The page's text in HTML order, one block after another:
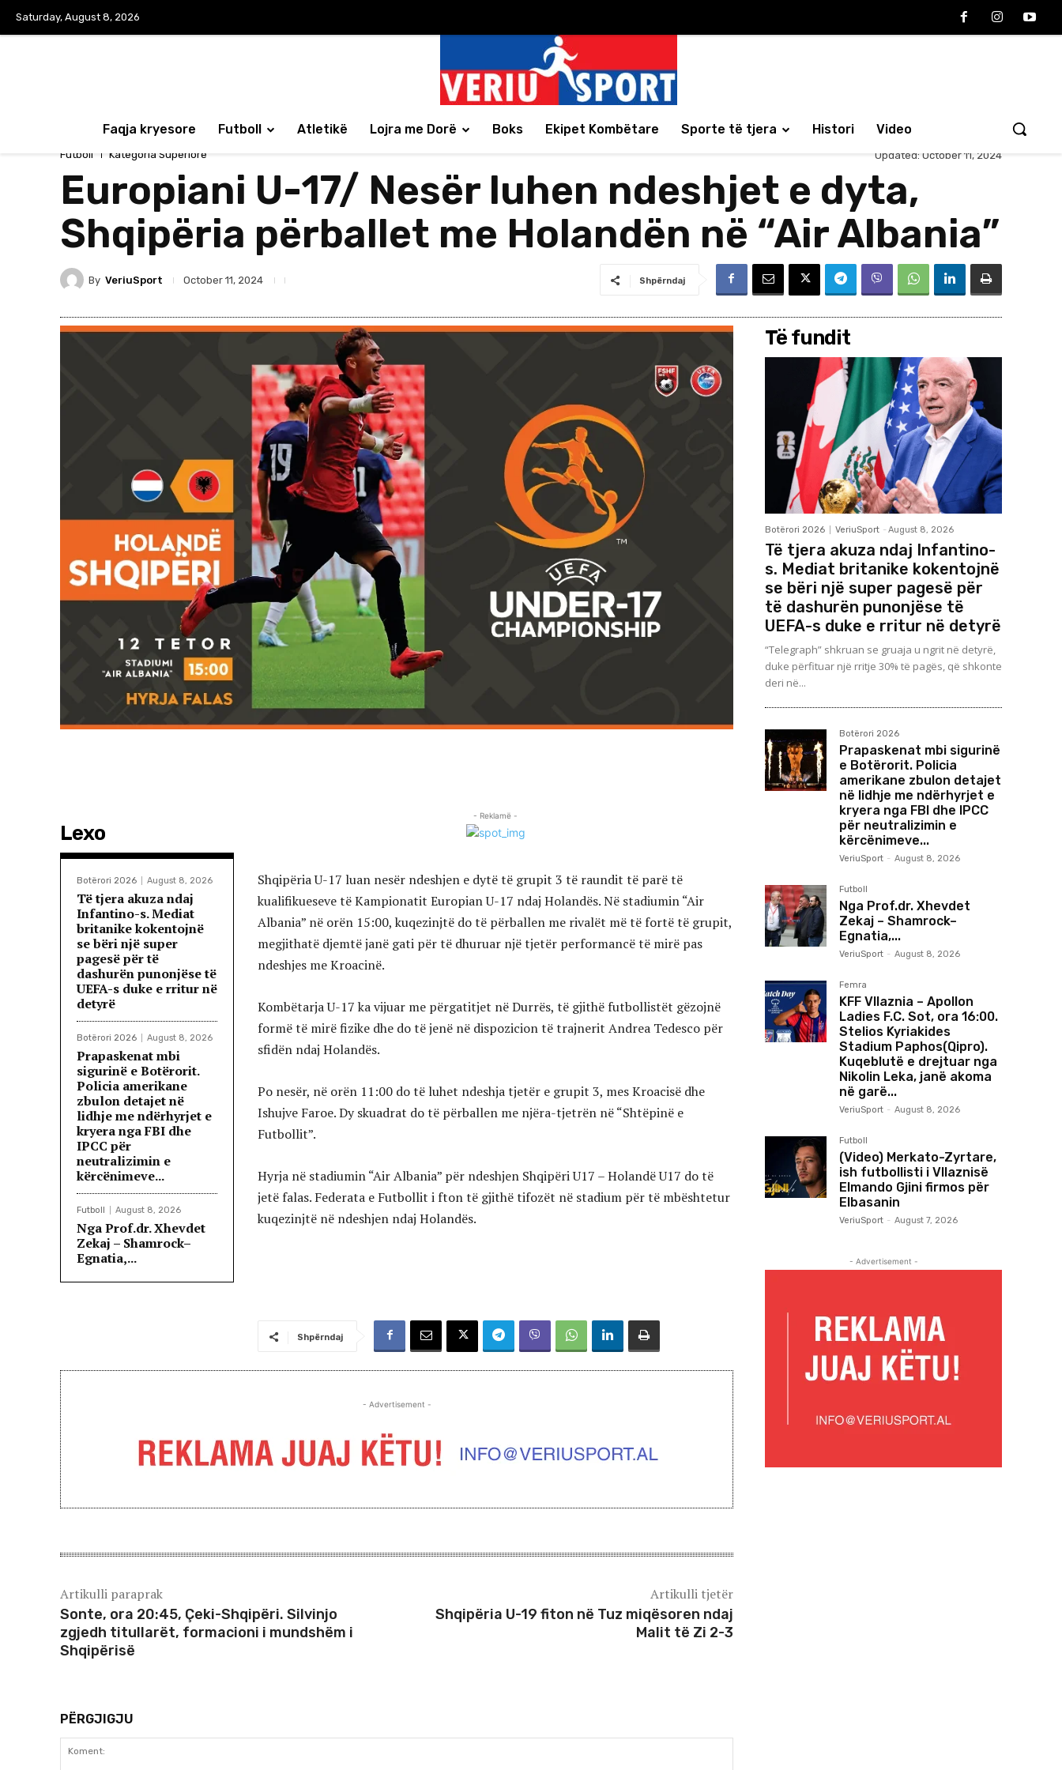
Saturday, August 8, 2026
Faqja kryesore Futboll Atletikë Lojra me Dorë Boks Ekipet Kombëtare Sporte të tjera Histori Video
Futboll Kategoria Superiore Updated: October 11, 2024
Europiani U-17/ Nesër luhen ndeshjet e dyta,
Shqipëria përballet me Holandën në “Air Albania”
By VeriuSport October 11, 2024 Shpërndaj
Lexo
Botërori 2026 August 8, 2026
Të tjera akuza ndaj
Infantino-s. Mediat
britanike kokentojnë
se bëri një super
pagesë për të
dashurën punonjëse të
UEFA-s duke e rritur në
detyrë
Botërori 2026 August 8, 2026
Prapaskenat mbi
sigurinë e Botërorit.
Policia amerikane
zbulon detajet në
lidhje me ndërhyrjet e
kryera nga FBI dhe
IPCC për
neutralizimin e
kërcënimeve...
Futboll August 8, 2026
Nga Prof.dr. Xhevdet
Zekaj – Shamrock–
Egnatia,...
- Reklamë -
Shqipëria U-17 luan nesër ndeshjen e dytë të grupit 3 të raundit të parë të
kualifikueseve të Kampionatit Europian U-17 ndaj Holandës. Në stadiumin “Air
Albania” në orën 15:00, kuqezinjtë do të përballen me rivalët më të fortë të grupit,
megjithatë djemtë janë gati për të dhuruar një tjetër performancë të mirë pas
ndeshjes me Kroacinë.
Kombëtarja U-17 ka vijuar me përgatitjet në Durrës, të gjithë futbollistët gëzojnë
formë të mirë fizike dhe do të jenë në dispozicion të trajnerit Andrea Tedesco për
sfidën ndaj Holandës.
Po nesër, në orën 11:00 do të luhet ndeshja tjetër e grupit 3, mes Kroacisë dhe
Ishujve Faroe. Dy skuadrat do të përballen me njëra-tjetrën në “Shtëpinë e
Futbollit”.
Hyrja në stadiumin “Air Albania” për ndeshjen Shqipëri U17 – Holandë U17 do të
jetë falas. Federata e Futbollit i fton të gjithë tifozët në stadium për të mbështetur
kuqezinjtë në ndeshjen ndaj Holandës.
Shpërndaj
- Advertisement -
Artikulli paraprak
Sonte, ora 20:45, Çeki-Shqipëri. Silvinjo
zgjedh titullarët, formacioni i mundshëm i
Shqipërisë
Artikulli tjetër
Shqipëria U-19 fiton në Tuz miqësoren ndaj
Malit të Zi 2-3
PËRGJIGJU
Të fundit
Botërori 2026 VeriuSport - August 8, 2026
Të tjera akuza ndaj Infantino-
s. Mediat britanike kokentojnë
se bëri një super pagesë për
të dashurën punonjëse të
UEFA-s duke e rritur në detyrë
“Telegraph” shkruan se gruaja u ngrit në detyrë,
duke përfituar një rritje 30% të pagës, që shkonte
deri në...
Botërori 2026
Prapaskenat mbi sigurinë
e Botërorit. Policia
amerikane zbulon detajet
në lidhje me ndërhyrjet e
kryera nga FBI dhe IPCC
për neutralizimin e
kërcënimeve...
VeriuSport - August 8, 2026
Futboll
Nga Prof.dr. Xhevdet
Zekaj – Shamrock–
Egnatia,...
VeriuSport - August 8, 2026
Femra
KFF Vllaznia – Apollon
Ladies F.C. Sot, ora 16:00.
Stelios Kyriakides
Stadium Paphos(Qipro).
Kuqeblutë e drejtuar nga
Nikolin Leka, janë akoma
në garë...
VeriuSport - August 8, 2026
Futboll
(Video) Merkato-Zyrtare,
ish futbollisti i Vllaznisë
Elmando Gjini firmos për
Elbasanin
VeriuSport - August 7, 2026
- Advertisement -